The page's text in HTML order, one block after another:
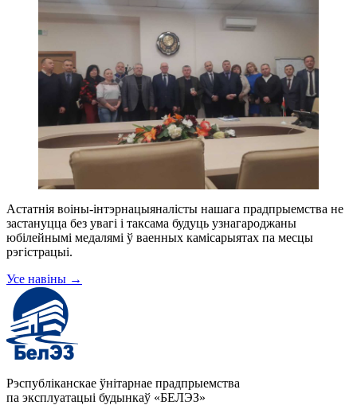
Астатнія воіны-інтэрнацыяналісты нашага прадпрыемства не
застануцца без увагі і таксама будуць узнагароджаны
юбілейнымі медалямі ў ваенных камісарыятах па месцы
рэгістрацыі.
Усе навіны →
Рэспубліканскае ўнітарнае прадпрыемства
па эксплуатацыі будынкаў «БЕЛЭЗ»